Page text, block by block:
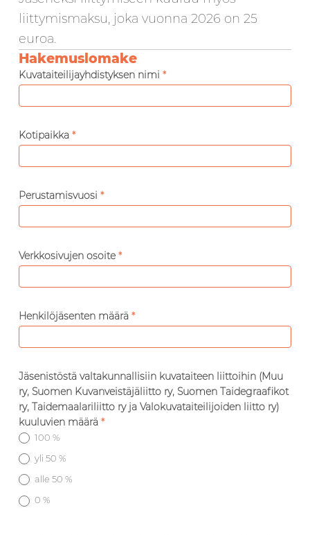
liittymismaksu, joka vuonna 2026 on 25
euroa.
Hakemuslomake
Jäsenhakemus
Kuvataiteilijayhdistyksen nimi *
Kotipaikka *
Perustamisvuosi *
Verkkosivujen osoite *
Henkilöjäsenten määrä *
Jäsenistöstä valtakunnallisiin kuvataiteen liittoihin (Muu
ry, Suomen Kuvanveistäjäliitto ry, Suomen Taidegraafikot
ry, Taidemaalariliitto ry ja Valokuvataiteilijoiden liitto ry)
kuuluvien määrä *
100 %
yli 50 %
alle 50 %
0 %